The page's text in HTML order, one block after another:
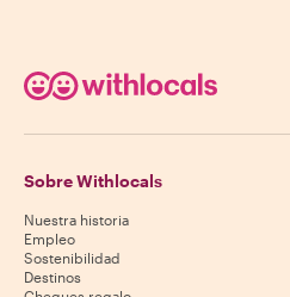
Sobre Withlocals
Nuestra historia
Empleo
Sostenibilidad
Destinos